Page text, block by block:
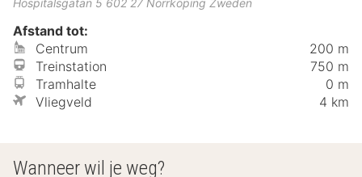
Hospitalsgatan 5 602 27 Norrköping Zweden
Afstand tot:
Centrum
200 m
Treinstation
750 m
Tramhalte
0 m
Vliegveld
4 km
Wanneer wil je weg?